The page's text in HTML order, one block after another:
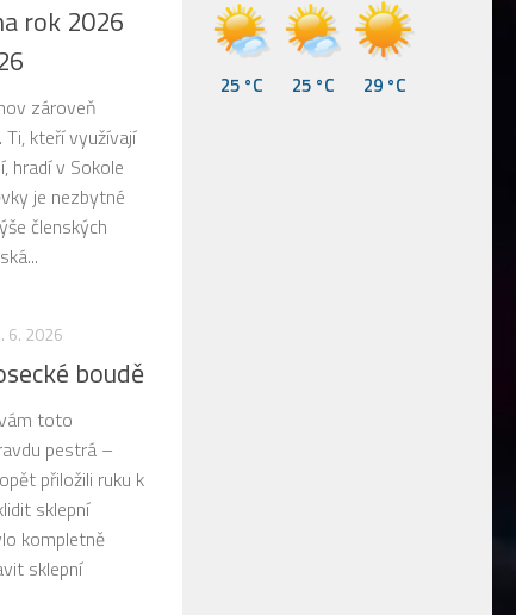
rok 2026
zároveň
kteří využívají
hradí v Sokole
je nezbytné
členských
6. 2026
boudě
toto
pestrá –
přiložili ruku k
sklepní
kompletně
sklepní
25 °C 25 °C 29 °C